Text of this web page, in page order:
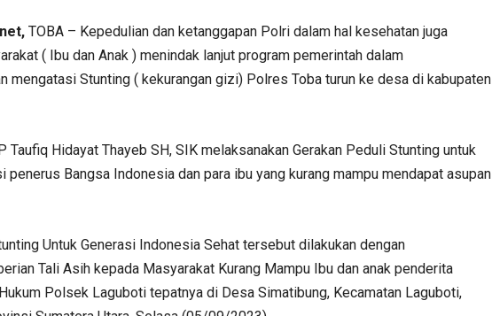
TOBA – Kepedulian dan ketanggapan Polri dalam hal kesehatan juga
( Ibu dan Anak ) menindak lanjut program pemerintah dalam
mengatasi Stunting ( kekurangan gizi) Polres Toba turun ke desa di kabupaten
Taufiq Hidayat Thayeb SH, SIK melaksanakan Gerakan Peduli Stunting untuk
penerus Bangsa Indonesia dan para ibu yang kurang mampu mendapat asupan
Untuk Generasi Indonesia Sehat tersebut dilakukan dengan
Tali Asih kepada Masyarakat Kurang Mampu Ibu dan anak penderita
Polsek Laguboti tepatnya di Desa Simatibung, Kecamatan Laguboti,